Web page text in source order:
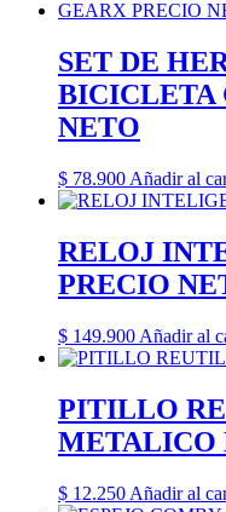
SET DE
BICICLETA
NETO
$ 78.900 Añadir al
RELOJ
PRECIO
$ 149.900 Añadir al
PITILLO
METALICO
$ 12.250 Añadir al